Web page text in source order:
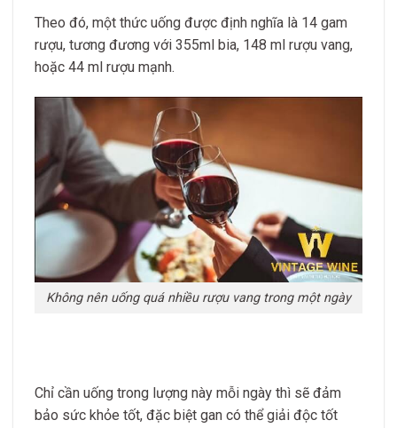
Theo đó, một thức uống được định nghĩa là 14 gam
rượu, tương đương với 355ml bia, 148 ml rượu vang,
hoặc 44 ml rượu mạnh.
Không nên uống quá nhiều rượu vang trong một ngày
Chỉ cần uống trong lượng này mỗi ngày thì sẽ đảm
bảo sức khỏe tốt, đặc biệt gan có thể giải độc tốt